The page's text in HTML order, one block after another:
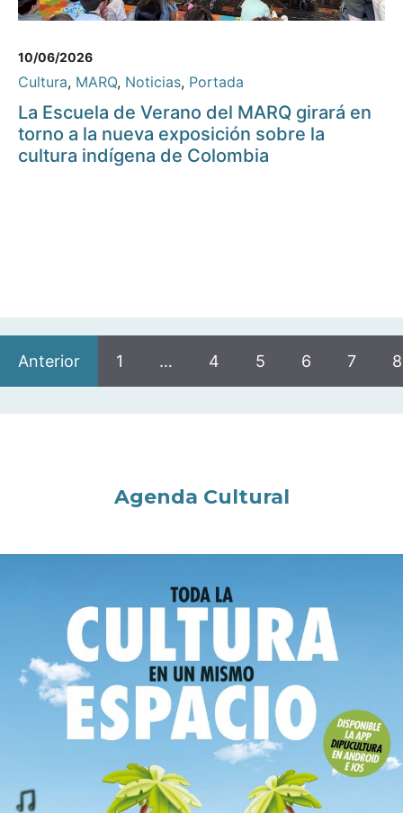
10/06/2026
Cultura, MARQ, Noticias, Portada
La Escuela de Verano del MARQ girará en
torno a la nueva exposición sobre la
cultura indígena de Colombia
Anterior 1 … 4 5 6 7 8
Agenda Cultural